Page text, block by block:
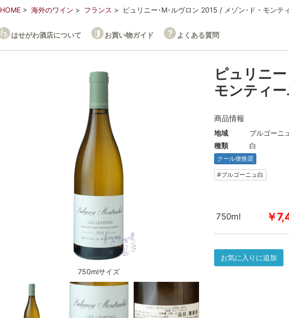
HOME 海外のワイン フランス ピュリニー･M･ルヴロン 2015 / メゾン･ド・モンテ
はせがわ酒店について お買い物ガイド よくある質問
750mlサイズ
ピュリニ
モンティ
商品情報
地域
ブルゴーニュ
種類
白
クール便推奨
#ブルゴーニュ白
750ml ￥
お気に入りに追加